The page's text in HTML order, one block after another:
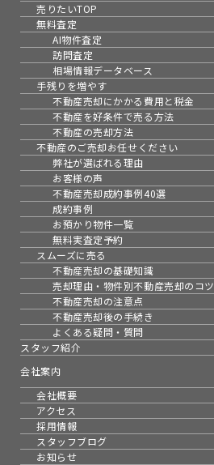
売りたいTOP
無料査定
AI物件査定
訪問査定
相場情報データベース
手残りを増やす
不動産売却にかかる費用と税金
不動産を好条件で売る方法
不動産の売却方法
不動産のご売却お任せください
弊社が選ばれる理由
お客様の声
不動産売却成約事例40選
成約事例
お預かり物件一覧
無料実査定予約
スムーズに売る
不動産売却の基礎知識
売却理由・物件別不動産売却のコツ
不動産売却の注意点
不動産売却後の手続き
よくある疑問・質問
スタッフ紹介
会社案内
会社概要
アクセス
採用情報
スタッフブログ
お知らせ